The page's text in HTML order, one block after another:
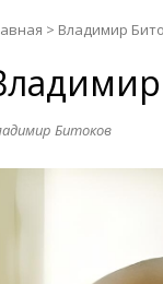
> Владимир
Битоков